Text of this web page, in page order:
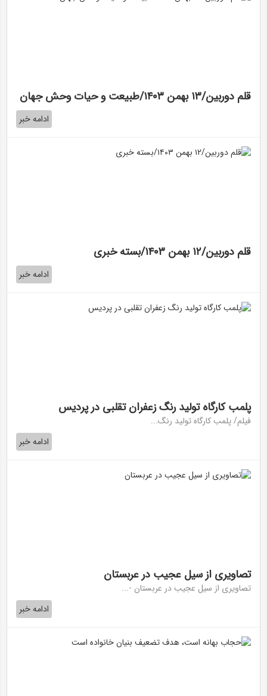
قلم دوربین/۱۳ بهمن ۱۴۰۳/طبیعت و حیات وحش جهان
ادامه خبر
قلم دوربین/۱۲ بهمن ۱۴۰۳/بسته خبری
ادامه خبر
پلمب کارگاه تولید رنگ زعفران تقلبی در پردیس
فیلم/ پلمب کارگاه تولید رنگ...
ادامه خبر
تصاویری از سیل عجیب در عربستان
تصاویری از سیل عجیب در عربستان -...
ادامه خبر